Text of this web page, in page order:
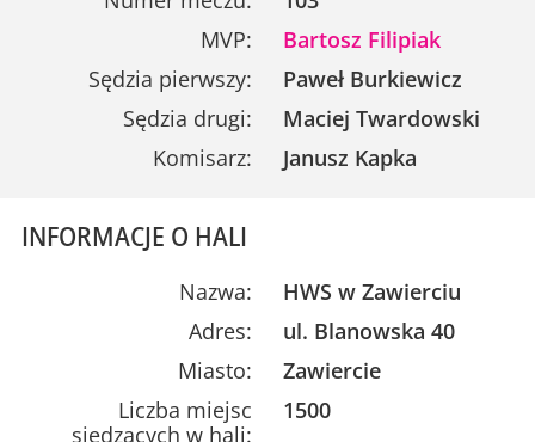
MVP:
Bartosz Filipiak
Sędzia pierwszy:
Paweł Burkiewicz
Sędzia drugi:
Maciej Twardowski
Komisarz:
Janusz Kapka
INFORMACJE O HALI
Nazwa:
HWS w Zawierciu
Adres:
ul. Blanowska 40
Miasto:
Zawiercie
Liczba miejsc
siedzących w hali:
1500